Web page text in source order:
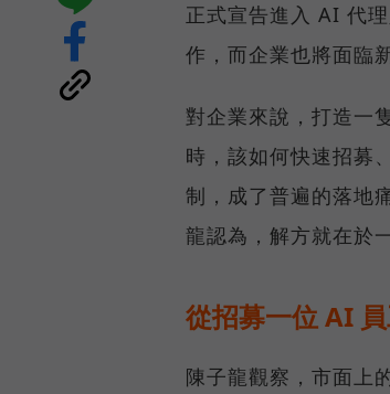
正式宣告進入 AI 代
作，而企業也將面臨
對企業來說，打造一
時，該如何快速招募
制，成了普遍的落地
龍認為，解方就在於
從招募一位 AI
陳子龍觀察，市面上